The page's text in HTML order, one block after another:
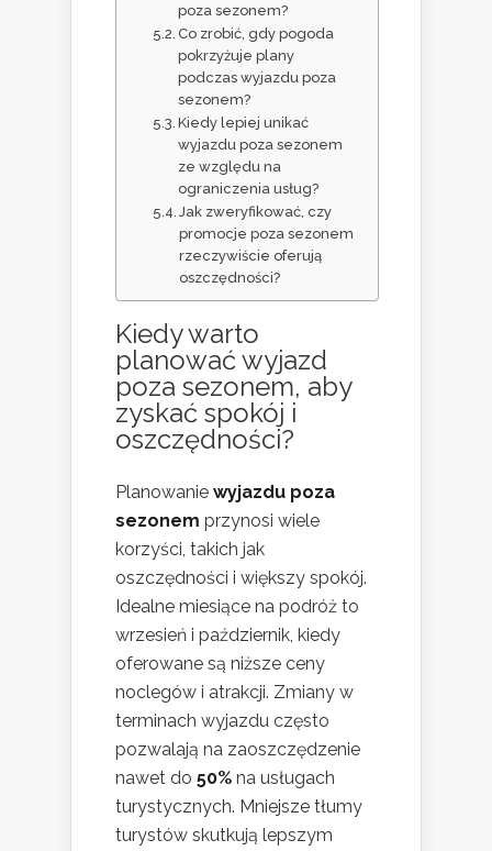
poza sezonem?
Co zrobić, gdy pogoda
pokrzyżuje plany
podczas wyjazdu poza
sezonem?
Kiedy lepiej unikać
wyjazdu poza sezonem
ze względu na
ograniczenia usług?
Jak zweryfikować, czy
promocje poza sezonem
rzeczywiście oferują
oszczędności?
Kiedy warto
planować wyjazd
poza sezonem, aby
zyskać spokój i
oszczędności?
Planowanie wyjazdu poza
sezonem przynosi wiele
korzyści, takich jak
oszczędności i większy spokój.
Idealne miesiące na podróż to
wrzesień i październik, kiedy
oferowane są niższe ceny
noclegów i atrakcji. Zmiany w
terminach wyjazdu często
pozwalają na zaoszczędzenie
nawet do 50% na usługach
turystycznych. Mniejsze tłumy
turystów skutkują lepszym